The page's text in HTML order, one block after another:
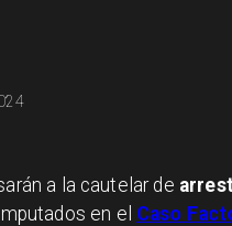
a la cautelar de
en el Caso